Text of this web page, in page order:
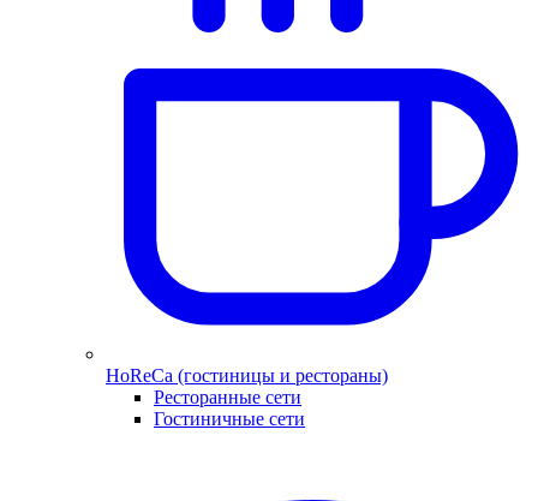
HoReCa (гостиницы и рестораны)
Ресторанные сети
Гостиничные сети